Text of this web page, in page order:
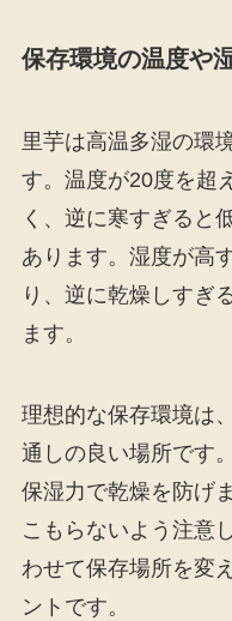
保存環境の温度や
里芋は高温多湿の環
す。温度が20度を超
く、逆に寒すぎると
あります。湿度が高
り、逆に乾燥しすぎ
ます。
理想的な保存環境は
通しの良い場所です
保湿力で乾燥を防げ
こもらないよう注意
わせて保存場所を変
ントです。